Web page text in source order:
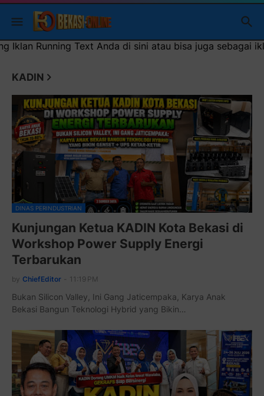
sini atau bisa juga sebagai iklan headliner di atas
KADIN
DINAS PERINDUSTRIAN
Kunjungan Ketua KADIN Kota Bekasi di
Workshop Power Supply Energi
Terbarukan
by ChiefEditor 11:19 PM
Bukan Silicon Valley, Ini Gang Jaticempaka, Karya Anak
Bekasi Bangun Teknologi Hybrid yang Bikin…